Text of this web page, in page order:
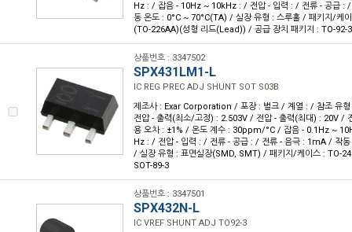
Hz : / 잡음 - 10Hz ~ 10kHz : / 전압 - 입력 : / 전류 - 공급 :
동 온도 : 0°C ~ 70°C(TA) / 실장 유형 : 스루홀 / 패키지/케
(TO-226AA)(성형 리드(Lead)) / 공급 장치 패키지 : TO-92-3
상품번호 : 3347502
SPX431LM1-L
IC REG PREC ADJ SHUNT SOT S03B
제조사 : Exar Corporation / 포장 : 벌크 / 계열 : / 참조 유
전압 - 출력(최소/고정) : 2.503V / 전압 - 출력(최대) : 20V /
용 오차 : ±1% / 온도 계수 : 30ppm/°C / 잡음 - 0.1Hz ~
Hz : / 전압 - 입력 : / 전류 - 공급 : / 전류 - 음극 : 1mA / 작
/ 실장 유형 : 표면실장(SMD, SMT) / 패키지/케이스 : TO-
SOT-89-3
상품번호 : 3347501
SPX432N-L
IC VREF SHUNT ADJ TO92-3